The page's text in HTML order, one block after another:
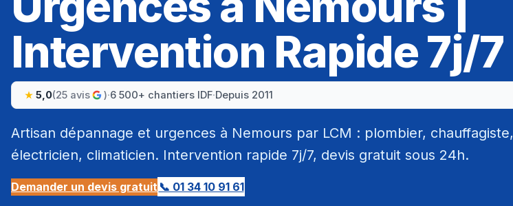
Intervention Rapide 7j/7
5,0(25 avis )·6 500+ chantiers IDF·Depuis 2011
Artisan dépannage et urgences à Nemours par LCM : plombier, chauffagiste,
électricien, climaticien. Intervention rapide 7j/7, devis gratuit sous 24h.
Demander un devis gratuit 📞 01 34 10 91 61